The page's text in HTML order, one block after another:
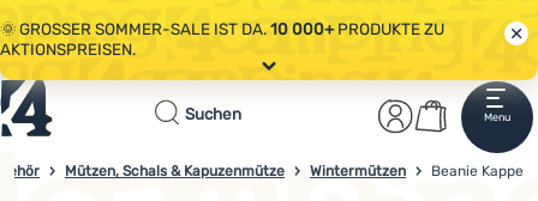
🌞 GROSSER SOMMER-SALE IST DA.10 000+PRODUKTE ZU
AKTIONSPREISEN.
🤫 - 10 % AUF AUSGEWÄHLTE CAMPING- & WANDERAUSRÜSTUNG.
CODE OUT10
Alle Aktionen
Suchen
Anmelden
Warenkorb
Menu
Startseite
4camping.at
Mützen, Schals & Kapuzenmütze Wintermützen Beanie Kappe